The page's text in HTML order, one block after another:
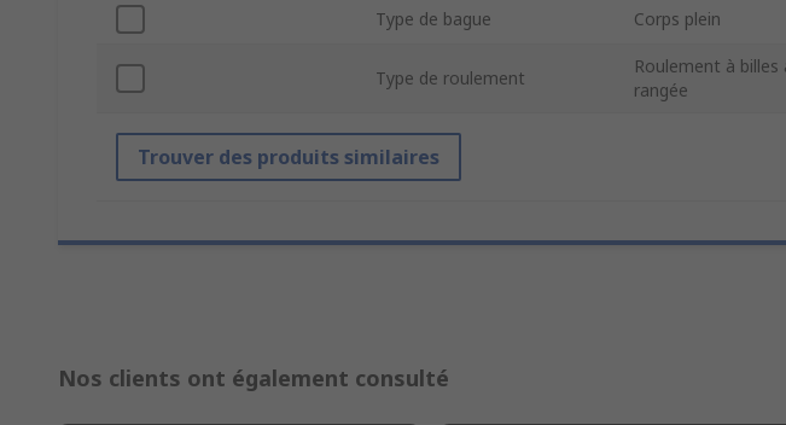
Type de bague Corps plein
Type de roulement
Roulement à
rangée
Trouver des produits similaires
Nos clients ont également consulté